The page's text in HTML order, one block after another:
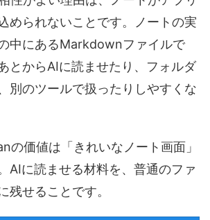
められないことです。ノートの実
中にあるMarkdownファイルで
とからAIに読ませたり、フォルダ
別のツールで扱ったりしやすくな
の価値は「きれいなノート画面」
AIに読ませる材料を、普通のファ
残せることです。